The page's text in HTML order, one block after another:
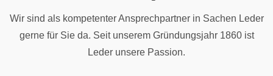
Wir sind als kompetenter Ansprechpartner in Sachen Leder
gerne für Sie da. Seit unserem Gründungsjahr 1860 ist
Leder unsere Passion.